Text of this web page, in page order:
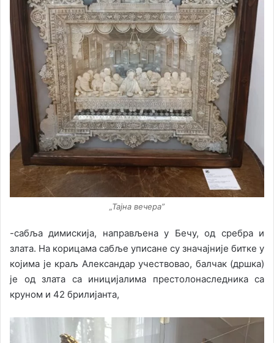
„Тајна вечера”
-сабља димискија, направљена у Бечу, од сребра и
злата. На корицама сабље уписане су значајније битке у
којима је краљ Александар учествовао, балчак (дршка)
је од злата са иницијалима престолонаследника са
круном и 42 брилијанта,